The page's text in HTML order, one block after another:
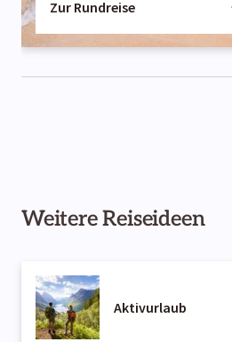
Zur Rundreise
Weitere Reiseideen
Aktivurlaub